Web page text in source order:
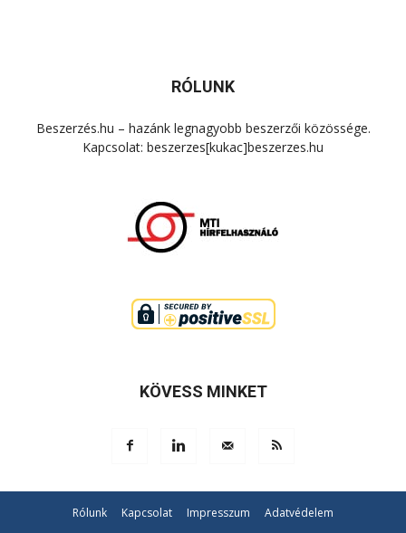
RÓLUNK
Beszerzés.hu – hazánk legnagyobb beszerzői közössége.
Kapcsolat: beszerzes[kukac]beszerzes.hu
KÖVESS MINKET
Rólunk Kapcsolat Impresszum Adatvédelem